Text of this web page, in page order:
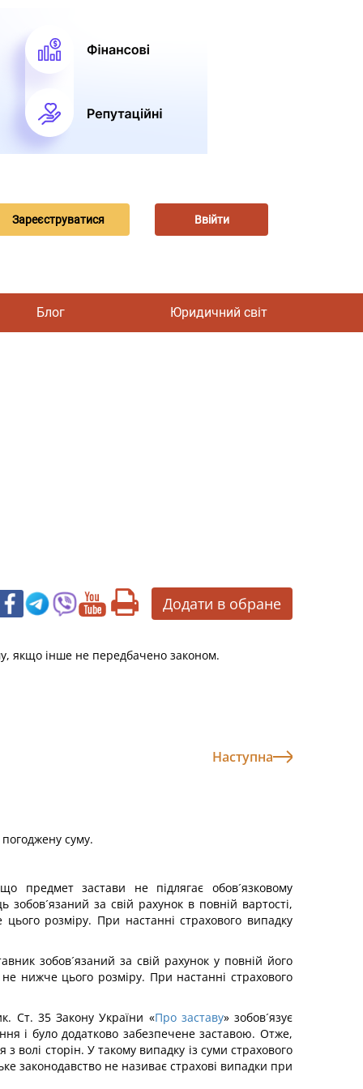
Зареєструватися Ввійти
Блог Юридичний світ
Додати в обране
якщо інше не передбачено законом.
Наступна
суму.
предмет застави не підлягає обов´язковому
за свій рахунок в повній вартості,
розміру. При настанні страхового випадку
зобов´язаний за свій рахунок у повній його
нижче цього розміру. При настанні страхового
Ст. 35 Закону України «Про заставу» зобов´язує
і було додатково забезпечене заставою. Отже,
волі сторін. У такому випадку із суми страхового
законодавство не називає страхові випадки при